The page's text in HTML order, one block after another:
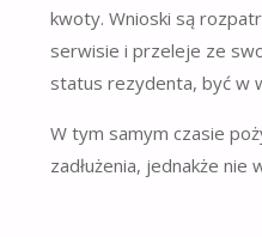
kwoty. Wnioski są
serwisie i przeleje ze
status rezydenta, być w
W tym samym czasie
zadłużenia, jednakże